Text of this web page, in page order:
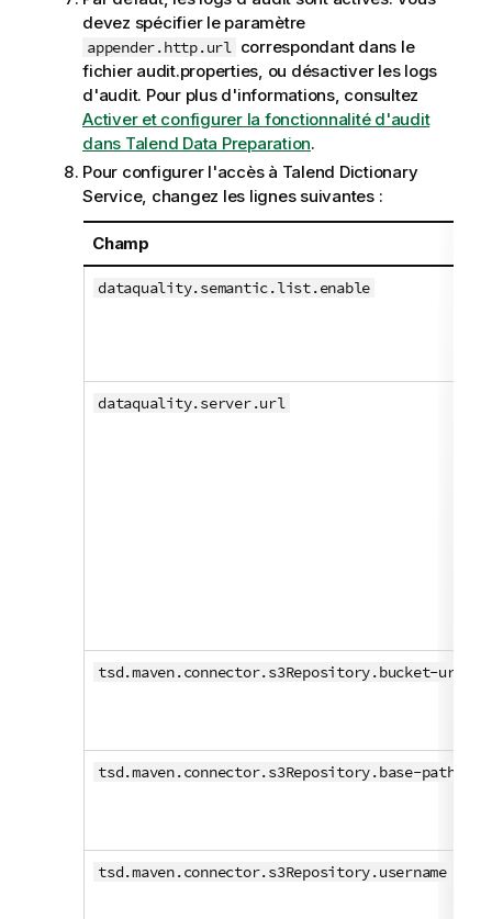
devez spécifier le paramètre
appender.http.url correspondant dans le
fichier audit.properties, ou désactiver les logs
d'audit. Pour plus d'informations, consultez
Activer et configurer la fonctionnalité d'audit
dans Talend Data Preparation.
Pour configurer l'accès à Talend Dictionary
Service, changez les lignes suivantes :
Champ
dataquality.semantic.list.enable
dataquality.server.url
tsd.maven.connector.s3Repository.bucket-url
tsd.maven.connector.s3Repository.base-path
tsd.maven.connector.s3Repository.username